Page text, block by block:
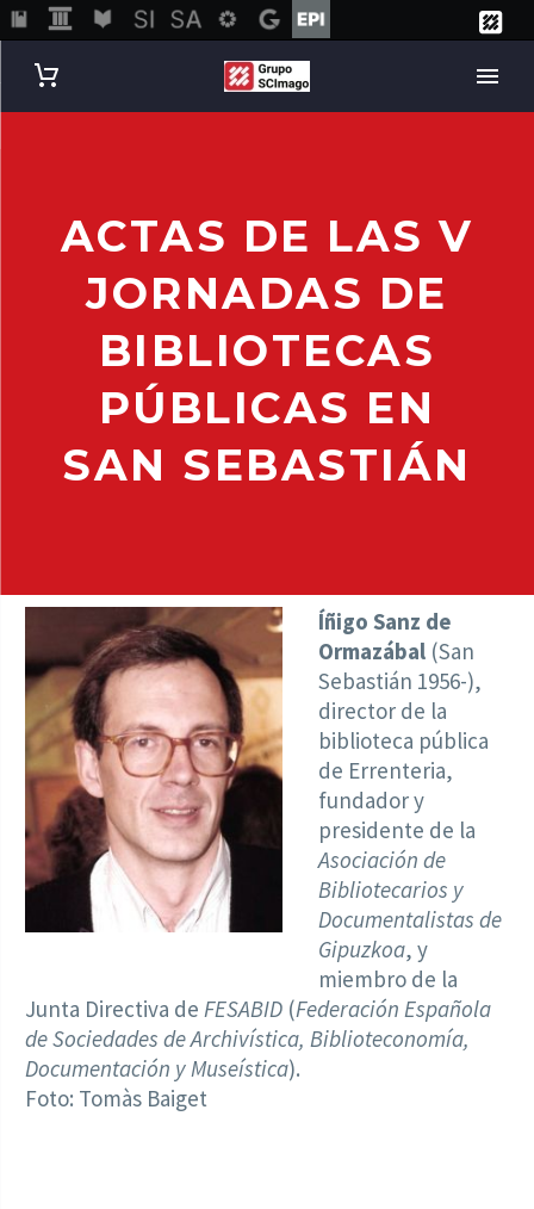
ACTAS DE LAS V
JORNADAS DE
BIBLIOTECAS
PÚBLICAS EN
SAN SEBASTIÁN
Íñigo Sanz de
Ormazábal (San
Sebastián 1956-),
director de la
biblioteca pública
de Errenteria,
fundador y
presidente de la
Asociación de
Bibliotecarios y
Documentalistas de
Gipuzkoa, y
miembro de la
Junta Directiva de FESABID (Federación Española
de Sociedades de Archivística, Biblioteconomía,
Documentación y Museística).
Foto: Tomàs Baiget